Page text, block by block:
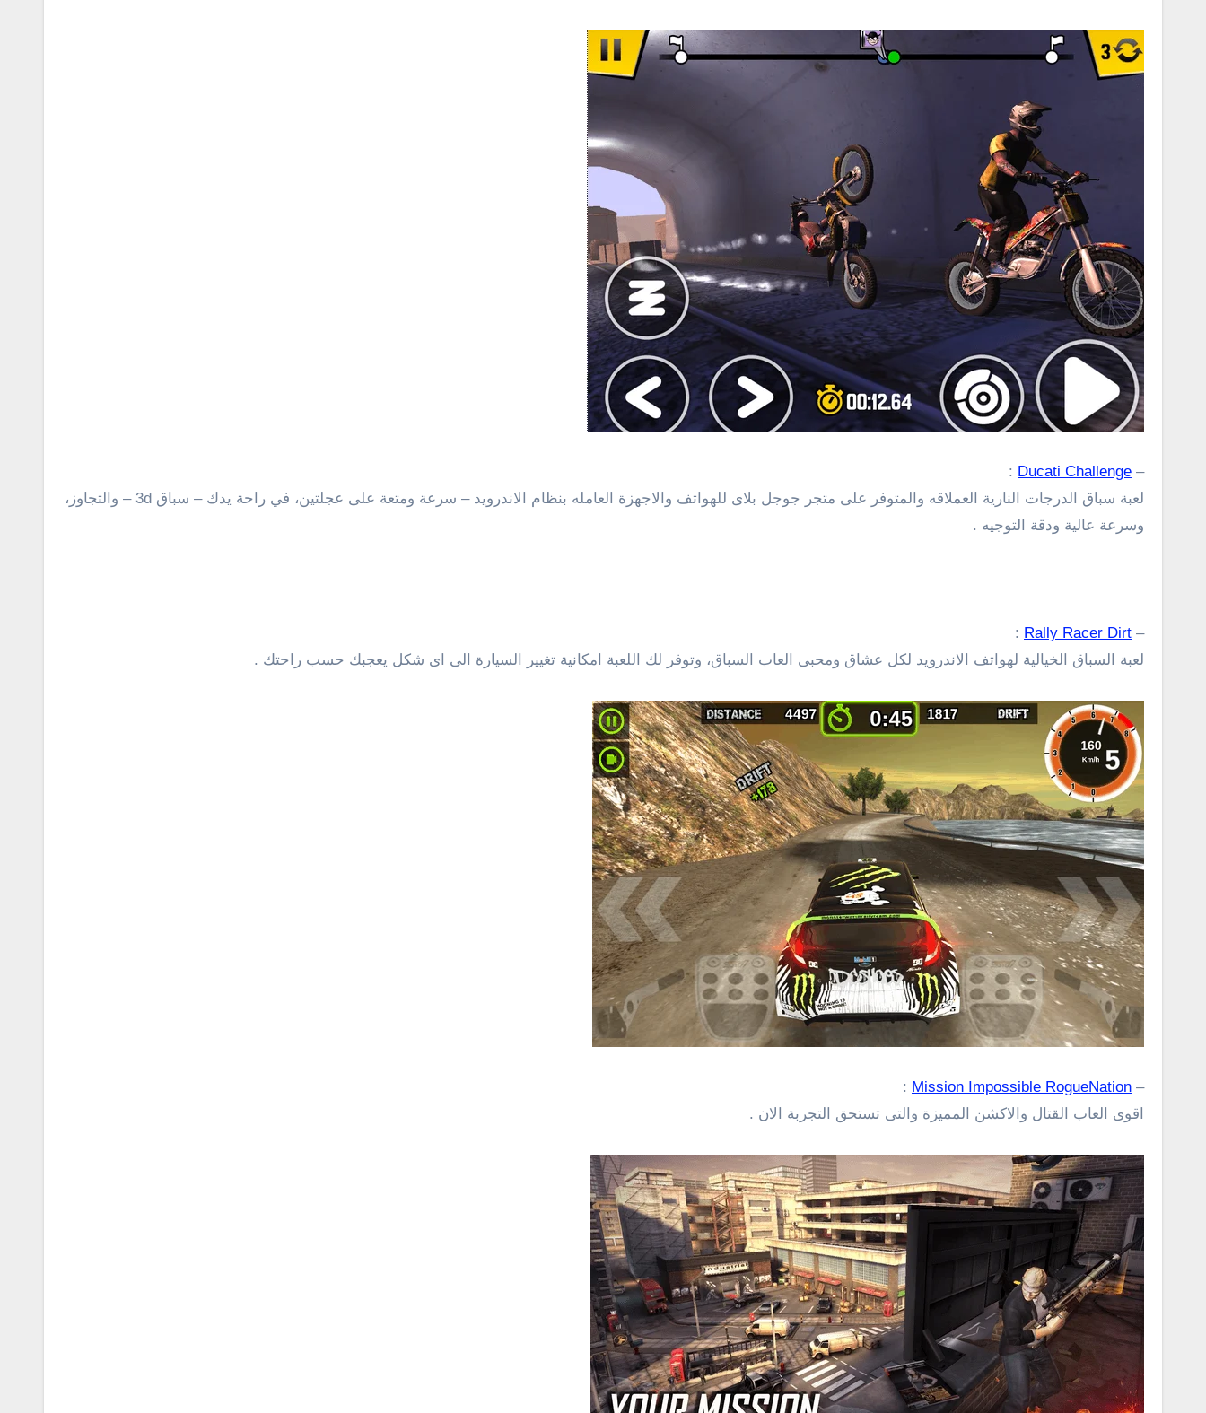
–
Ducati Challenge
:
لعبة سباق الدرجات النارية العملاقه والمتوفر على متجر جوجل بلاى للهواتف والاجهزة العامله بنظام الاندرويد – سرعة ومتعة على عجلتين، في راحة يدك – سباق 3d –
والتجاوز،
وسرعة عالية ودقة التوجيه .
–
Rally Racer Dirt
:
لعبة السباق الخيالية لهواتف الاندرويد لكل عشاق ومحبى العاب السباق، وتوفر لك اللعبة امكانية تغيير السيارة الى اى شكل يعجبك حسب راحتك .
–
Mission Impossible RogueNation
:
اقوى العاب القتال والاكشن المميزة والتى تستحق التجربة الان .